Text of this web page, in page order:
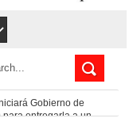
Gobierno de
para entregarla a un